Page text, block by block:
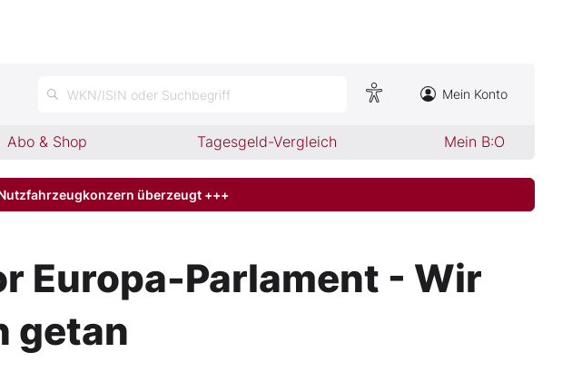
WKN/ISIN oder Suchbegriff Mein Konto
Abo & Shop Tagesgeld-Vergleich Mein B:O
überzeugt +++
Europa-Parlament - Wir
getan